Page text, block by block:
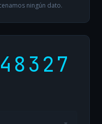
ningún dato.